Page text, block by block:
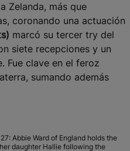
Zelanda, más que
coronando una actuación
marcó su tercer try del
siete recepciones y un
Fue clave en el feroz
sumando además
Abbie Ward of England holds the
daughter Hallie following the